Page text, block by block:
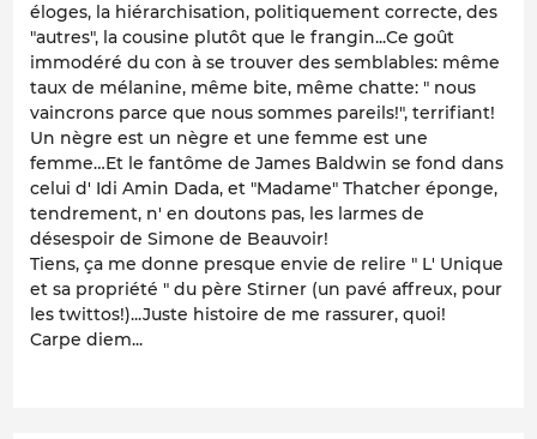
éloges, la hiérarchisation, politiquement correcte, des
"autres", la cousine plutôt que le frangin...Ce goût
immodéré du con à se trouver des semblables: même
taux de mélanine, même bite, même chatte: " nous
vaincrons parce que nous sommes pareils!", terrifiant!
Un nègre est un nègre et une femme est une
femme…Et le fantôme de James Baldwin se fond dans
celui d' Idi Amin Dada, et "Madame" Thatcher éponge,
tendrement, n' en doutons pas, les larmes de
désespoir de Simone de Beauvoir!
Tiens, ça me donne presque envie de relire " L' Unique
et sa propriété " du père Stirner (un pavé affreux, pour
les twittos!)...Juste histoire de me rassurer, quoi!
Carpe diem...